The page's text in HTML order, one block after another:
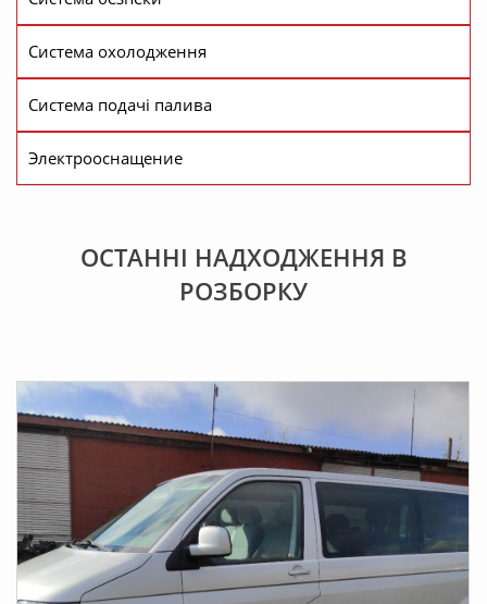
Система охолодження
Система подачі палива
Электрооснащение
ОСТАННІ НАДХОДЖЕННЯ В
РОЗБOРКУ